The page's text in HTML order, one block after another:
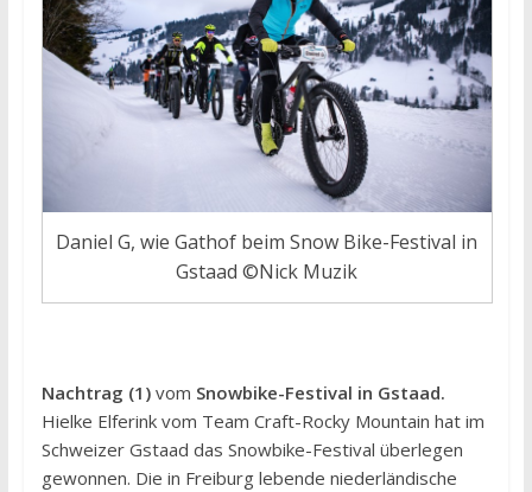
Daniel G, wie Gathof beim Snow Bike-Festival in
Gstaad ©Nick Muzik
Nachtrag (1)vom Snowbike-Festival in Gstaad.
Hielke Elferink vom Team Craft-Rocky Mountain hat im
Schweizer Gstaad das Snowbike-Festival überlegen
gewonnen. Die in Freiburg lebende niederländische